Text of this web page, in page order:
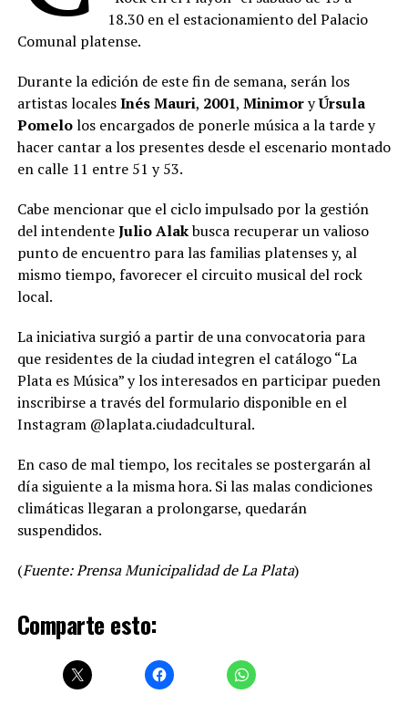
18.30 en el estacionamiento del Palacio
Comunal platense.
Durante la edición de este fin de semana, serán los
artistas localesInés Mauri, 2001, MinimoryÚrsula
Pomelolos encargados de ponerle música a la tarde y
hacer cantar a los presentes desde el escenario montado
en calle 11 entre 51 y 53.
Cabe mencionar que el ciclo impulsado por la gestión
del intendenteJulio Alakbusca recuperar un valioso
punto de encuentro para las familias platenses y, al
mismo tiempo, favorecer el circuito musical del rock
local.
La iniciativa surgió a partir de una convocatoria para
que residentes de la ciudad integren el catálogo “La
Plata es Música” y los interesados en participar pueden
inscribirse a través del formulario disponible en el
Instagram @laplata.ciudadcultural.
En caso de mal tiempo, los recitales se postergarán al
día siguiente a la misma hora. Si las malas condiciones
climáticas llegaran a prolongarse, quedarán
suspendidos.
(Fuente: Prensa Municipalidad de La Plata)
Comparte esto: